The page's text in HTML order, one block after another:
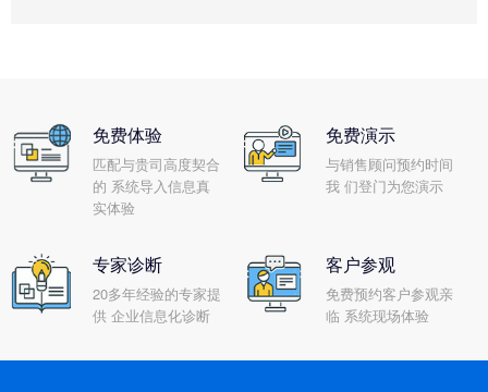
免费体验
匹配与贵司高度契合
的 系统导入信息真
实体验
免费演示
与销售顾问预约时间
我 们登门为您演示
专家诊断
20多年经验的专家提
供 企业信息化诊断
客户参观
免费预约客户参观亲
临 系统现场体验